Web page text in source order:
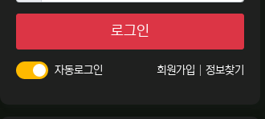
로그인
자동로그인 회원가입 정보찾기